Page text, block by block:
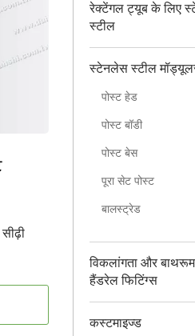
रेक्टेंगल ट्यूब के लिए
स्टील
स्टेनलेस स्टील
पोस्ट हेड
पोस्ट बॉडी
पोस्ट बेस
पूरा सेट पोस्ट
बालस्ट्रेड
विकलांगता और
हैंडरेल फिटिंग्स
कस्टमाइज्ड